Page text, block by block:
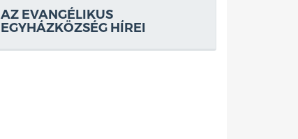
AZ EVANGÉLIKUS
EGYHÁZKÖZSÉG HÍREI